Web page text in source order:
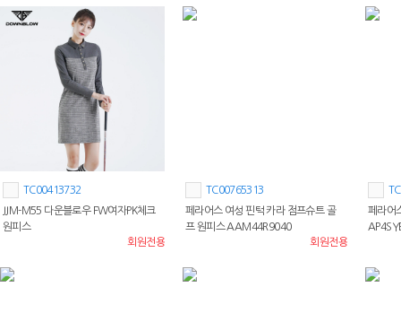
TC00413732
JJM-M55 다운블로우 FW여자PK체크
원피스
회원전용
TC00765313
페라어스 여성 핀턱 카라 점프슈트 골
프 원피스 AAM44R9040
회원전용
페라어